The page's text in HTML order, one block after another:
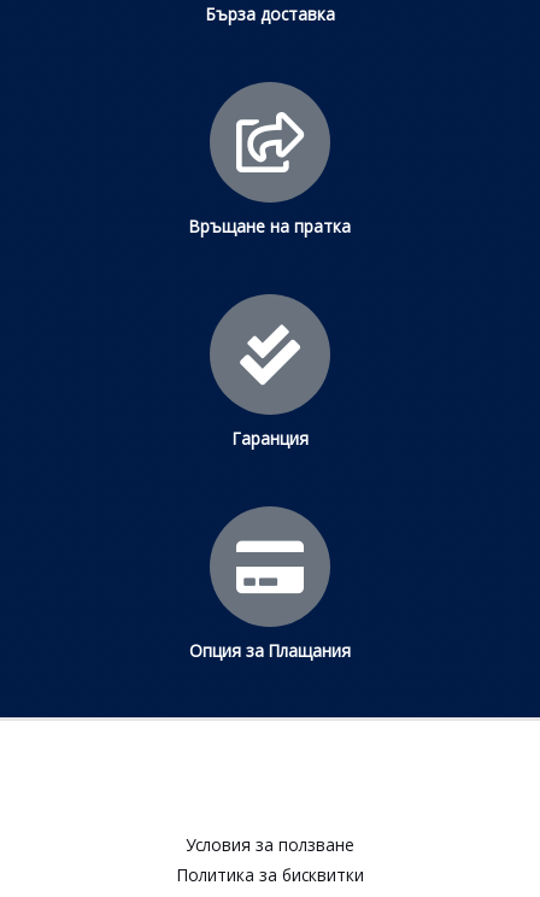
Бърза доставка
Връщане на пратка
Гаранция
Опция за Плащания
Условия за ползване​
Политика за бисквитки​